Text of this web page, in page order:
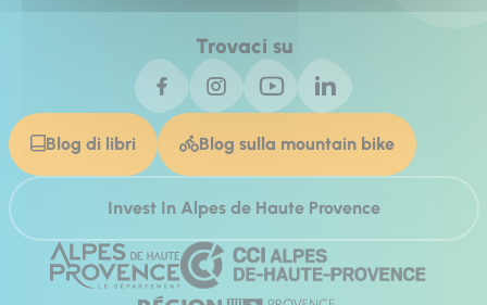
Trovaci su
Blog di libri Blog sulla mountain bike
Invest In Alpes de Haute Provence